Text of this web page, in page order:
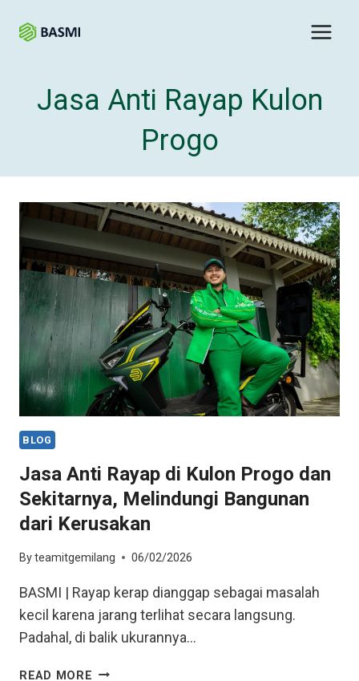
Jasa Anti Rayap Kulon
Progo
BLOG
Jasa Anti Rayap di Kulon Progo dan
Sekitarnya, Melindungi Bangunan
dari Kerusakan
Byteamitgemilang 06/02/2026
BASMI | Rayap kerap dianggap sebagai masalah
kecil karena jarang terlihat secara langsung.
Padahal, di balik ukurannya…
READ MORE